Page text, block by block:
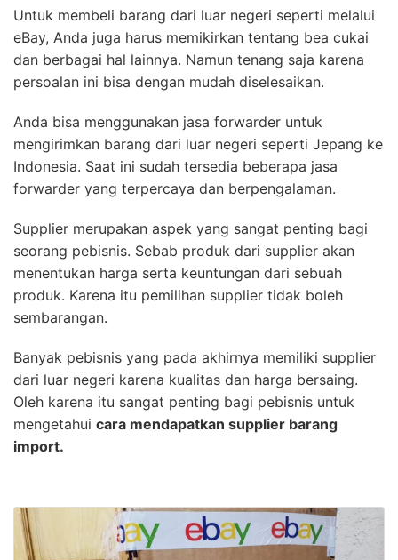
Untuk membeli barang dari luar negeri seperti melalui
eBay, Anda juga harus memikirkan tentang bea cukai
dan berbagai hal lainnya. Namun tenang saja karena
persoalan ini bisa dengan mudah diselesaikan.
Anda bisa menggunakan jasa forwarder untuk
mengirimkan barang dari luar negeri seperti Jepang ke
Indonesia. Saat ini sudah tersedia beberapa jasa
forwarder yang terpercaya dan berpengalaman.
Supplier merupakan aspek yang sangat penting bagi
seorang pebisnis. Sebab produk dari supplier akan
menentukan harga serta keuntungan dari sebuah
produk. Karena itu pemilihan supplier tidak boleh
sembarangan.
Banyak pebisnis yang pada akhirnya memiliki supplier
dari luar negeri karena kualitas dan harga bersaing.
Oleh karena itu sangat penting bagi pebisnis untuk
mengetahui cara mendapatkan supplier barang
import.